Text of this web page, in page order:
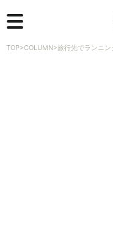
TOP>COLUMN>旅行先でランニ